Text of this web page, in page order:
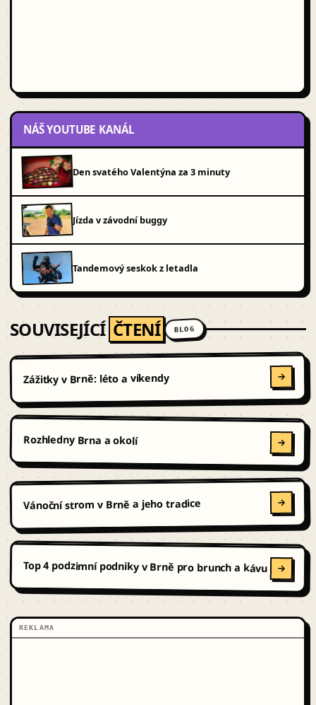
NÁŠ YOUTUBE KANÁL
Den svatého Valentýna za 3 minuty
Jízda v závodní buggy
Tandemový seskok z letadla
SOUVISEJÍCÍ ČTENÍ BLOG
Zážitky v Brně: léto a víkendy
Rozhledny Brna a okolí
Vánoční strom v Brně a jeho tradice
Top 4 podzimní podniky v Brně pro brunch a kávu
REKLAMA